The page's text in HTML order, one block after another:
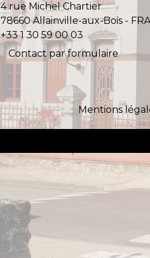
4 rue Michel Chartier
78660 Allainville-aux-Bois -
+33 1 30 59 00 03
Contact par formulaire
Mentions